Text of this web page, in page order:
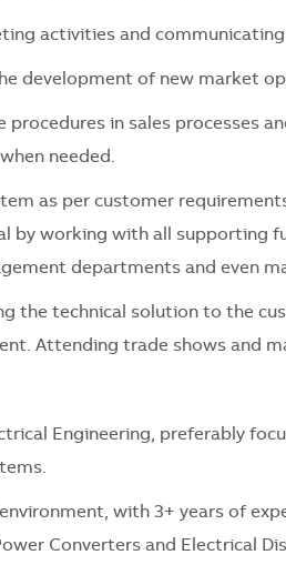
activities and
development of new market
procedures in sales processes
needed.
as per customer
by working with all supporting
departments and even
the technical solution to the
Attending trade shows and
Engineering, preferably
with 3+ years of
Converters and Electrical